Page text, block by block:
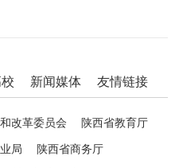
新闻媒体 友情链接
改革委员会 陕西省教育厅
局 陕西省商务厅